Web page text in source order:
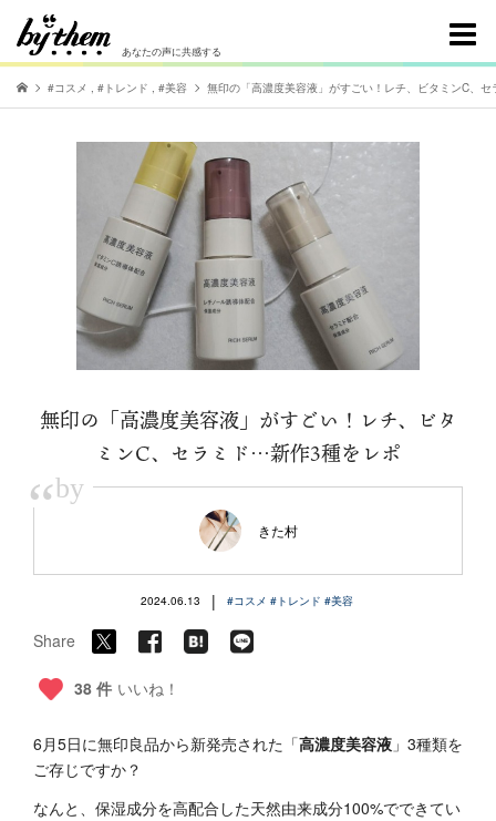
あなたの声に共感する
#コスメ , #トレンド , #美容 無印の「高濃度美容液」がすごい！レチ、ビタミンC、
無印の「高濃度美容液」がすごい！レチ、ビタ
ミンC、セラミド…新作3種をレポ
“by
きた村
2024.06.13 | #コスメ #トレンド #美容
Share
38 件 いいね！
6月5日に無印良品から新発売された「高濃度美容液 」3種類を
ご存じですか？
なんと、保湿成分を高配合した天然由来成分100%でできてい